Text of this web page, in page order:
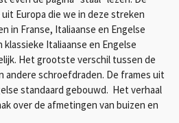
Europa die we in deze streken
in Franse, Italiaanse en Engelse
Italiaanse en Engelse
Het grootste verschil tussen de
andere schroefdraden. De frames uit
standaard gebouwd. Het verhaal
over de afmetingen van buizen en